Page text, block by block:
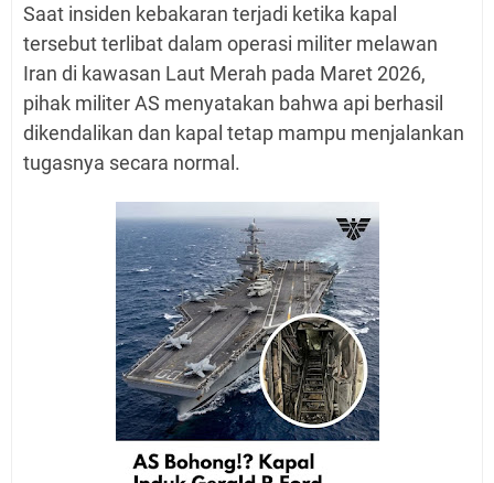
Saat insiden kebakaran terjadi ketika kapal
tersebut terlibat dalam operasi militer melawan
Iran di kawasan Laut Merah pada Maret 2026,
pihak militer AS menyatakan bahwa api berhasil
dikendalikan dan kapal tetap mampu menjalankan
tugasnya secara normal.